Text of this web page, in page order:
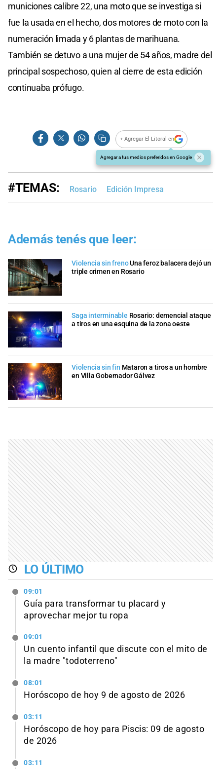
municiones calibre 22, una moto que se investiga si
fue la usada en el hecho, dos motores de moto con la
numeración limada y 6 plantas de marihuana.
También se detuvo a una mujer de 54 años, madre del
principal sospechoso, quien al cierre de esta edición
continuaba prófugo.
+ Agregar El Litoral en
Agregar a tus medios preferidos en Google
#TEMAS: Rosario Edición Impresa
Además tenés que leer:
Violencia sin frenoUna feroz balacera dejó un
triple crimen en Rosario
Saga interminable Rosario: demencial ataque
a tiros en una esquina de la zona oeste
Violencia sin fin Mataron a tiros a un hombre
en Villa Gobernador Gálvez
LO ÚLTIMO
09:01
Guía para transformar tu placard y
aprovechar mejor tu ropa
09:01
Un cuento infantil que discute con el mito de
la madre "todoterreno"
08:01
Horóscopo de hoy 9 de agosto de 2026
03:11
Horóscopo de hoy para Piscis: 09 de agosto
de 2026
03:11